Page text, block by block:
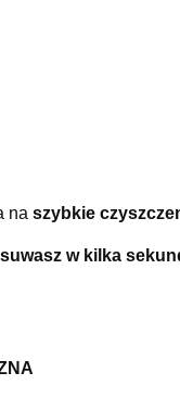
na szybkie
w kilka